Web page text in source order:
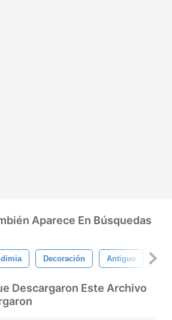
Aparece En Búsquedas
Decoración Antiguo
Descargaron Este Archivo